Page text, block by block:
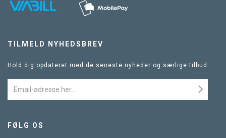
TILMELD NYHEDSBREV
Hold dig opdateret med de seneste nyheder og særlige tilbud.
FØLG OS